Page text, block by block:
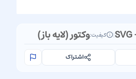
SVG
| کیفیت:وکتور (لایه باز)
اشتراک